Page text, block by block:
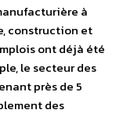
à
construction et
ont déjà été
le secteur des
près de 5
des